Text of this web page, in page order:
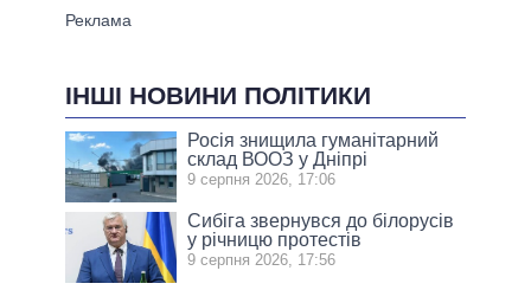
ІНШІ НОВИНИ ПОЛІТИКИ
Росія знищила гуманітарний
склад ВООЗ у Дніпрі
9 серпня 2026, 17:06
Сибіга звернувся до білорусів
у річницю протестів
9 серпня 2026, 17:56